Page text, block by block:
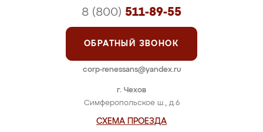
г. Чехов
Симферопольское ш., д.6
СХЕМА ПРОЕЗДА
8 (800) 511-89-55
ОБРАТНЫЙ ЗВОНОК
corp-renessans@yandex.ru